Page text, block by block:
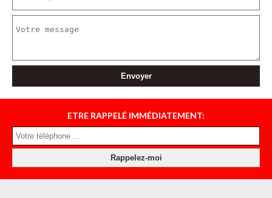
ETRE RAPPELÉ IMMÉDIATEMENT: